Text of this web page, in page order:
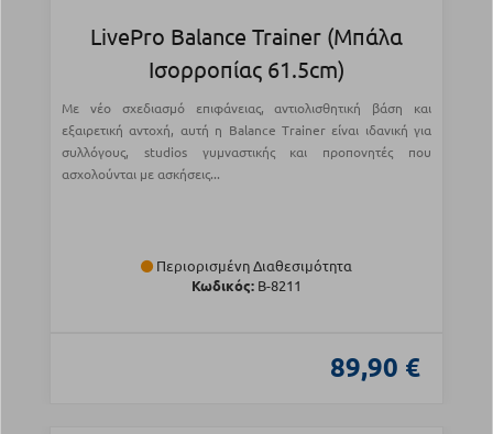
LivePro Balance Trainer (Μπάλα
Ισορροπίας 61.5cm)
Με νέο σχεδιασμό επιφάνειας, αντιολισθητική βάση και
εξαιρετική αντοχή, αυτή η Balance Trainer είναι ιδανική για
συλλόγους, studios γυμναστικής και προπονητές που
ασχολούνται με ασκήσεις...
Περιορισμένη Διαθεσιμότητα
Κωδικός: Β-8211
89,90 €